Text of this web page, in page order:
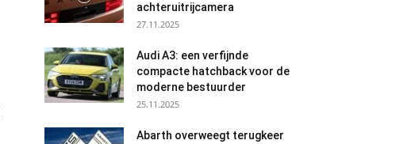
achteruitrijcamera
27.11.2025
Audi A3: een verfijnde
compacte hatchback voor de
moderne bestuurder
25.11.2025
Abarth overweegt terugkeer